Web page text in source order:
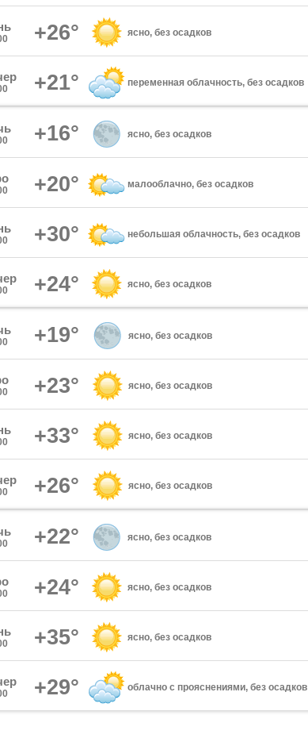
+26° ясно, без осадков
+21° переменная облачность, без осадков
+16° ясно, без осадков
+20° малооблачно, без осадков
+30° небольшая облачность, без осадков
+24° ясно, без осадков
+19° ясно, без осадков
+23° ясно, без осадков
+33° ясно, без осадков
+26° ясно, без осадков
+22° ясно, без осадков
+24° ясно, без осадков
+35° ясно, без осадков
+29° облачно с прояснениями, без осадков